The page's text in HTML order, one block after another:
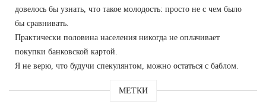
довелось бы узнать, что такое молодость: просто не с чем было
бы сравнивать.
Практически половина населения никогда не оплачивает
покупки банковской картой.
Я не верю, что будучи спекулянтом, можно остаться с баблом.
МЕТКИ